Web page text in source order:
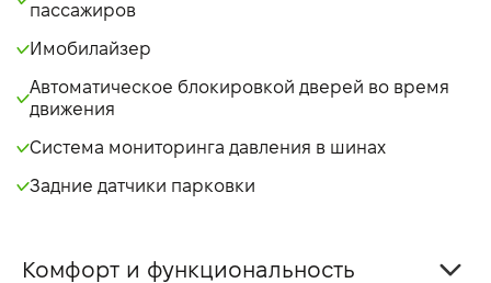
пассажиров
Имобилайзер
Автоматическое блокировкой дверей во время
движения
Система мониторинга давления в шинах
Задние датчики парковки
Комфорт и функциональность